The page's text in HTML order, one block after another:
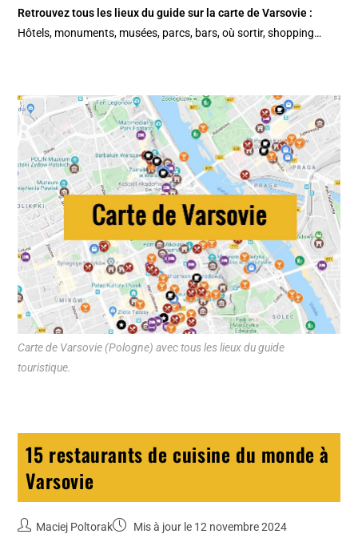
Retrouvez tous les lieux du guide sur lacarte de Varsovie :
Hôtels, monuments, musées, parcs, bars, où sortir, shopping…
Carte de Varsovie (Pologne) avec tous les lieux du guide
touristique.
15 restaurants de cuisine du monde à
Varsovie
Maciej Poltorak Mis à jour le 12 novembre 2024